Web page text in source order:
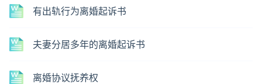
有出轨行为离婚起诉书
夫妻分居多年的离婚起诉书
离婚协议抚养权